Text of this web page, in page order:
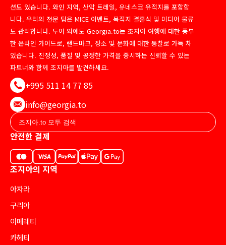
션도 있습니다. 와인 지역, 산악 트레일, 유네스코 유적지를 포함합
니다. 우리의 전문 팀은 MICE 이벤트, 목적지 결혼식 및 미디어 물류
도 관리합니다. 투어 외에도 Georgia.to는 조지아 여행에 대한 풍부
한 온라인 가이드로, 랜드마크, 장소 및 문화에 대한 통찰로 가득 차
있습니다. 진정성, 품질 및 공정한 가격을 중시하는 신뢰할 수 있는
파트너와 함께 조지아를 발견하세요.
+995 511 14 77 85
info@georgia.to
안전한 결제
조지아의 지역
아자라
구리아
이메레티
카헤티